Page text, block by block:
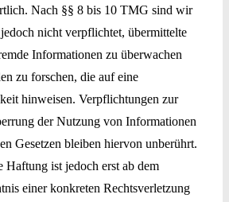
Nach §§ 8 bis 10 TMG sind wir
nicht verpflichtet, übermittelte
Informationen zu überwachen
zu forschen, die auf eine
hinweisen. Verpflichtungen zur
der Nutzung von Informationen
Gesetzen bleiben hiervon unberührt.
Haftung ist jedoch erst ab dem
einer konkreten Rechtsverletzung